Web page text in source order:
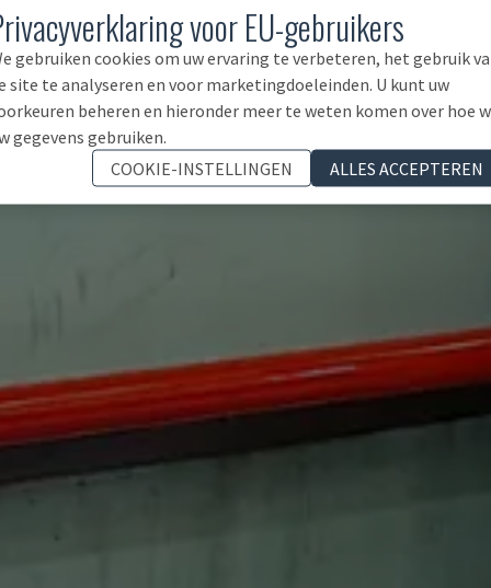
voor EU-gebruikers
gebruiken cookies om uw ervaring te verbeteren, het gebruik
site te analyseren en voor marketingdoeleinden. U kunt uw
beheren en hieronder meer te weten komen over hoe
gegevens gebruiken.
COOKIE-INSTELLINGEN
ALLES ACCEPTEREN